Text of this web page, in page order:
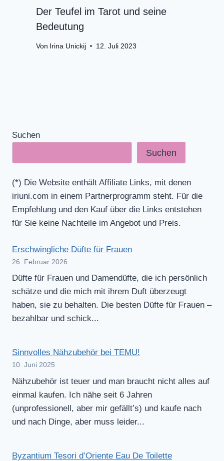
Der Teufel im Tarot und seine
Bedeutung
Von Irina Unickij 12. Juli 2023
Suchen
Suchen
(*) Die Website enthält Affiliate Links, mit denen
iriuni.com in einem Partnerprogramm steht. Für die
Empfehlung und den Kauf über die Links entstehen
für Sie keine Nachteile im Angebot und Preis.
Erschwingliche Düfte für Frauen
26. Februar 2026
Düfte für Frauen und Damendüfte, die ich persönlich
schätze und die mich mit ihrem Duft überzeugt
haben, sie zu behalten. Die besten Düfte für Frauen –
bezahlbar und schick...
Sinnvolles Nähzubehör bei TEMU!
10. Juni 2025
Nähzubehör ist teuer und man braucht nicht alles auf
einmal kaufen. Ich nähe seit 6 Jahren
(unprofessionell, aber mir gefällt’s) und kaufe nach
und nach Dinge, aber muss leider...
Byzantium Tesori d’Oriente Eau De Toilette